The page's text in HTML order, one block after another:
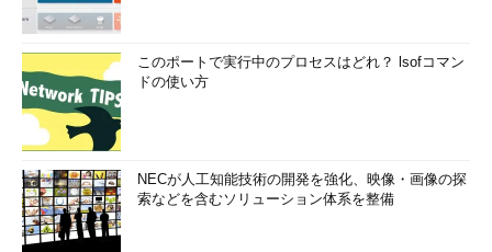
このポートで実行中のプロセスはどれ？ lsofコマン
ドの使い方
NECが人工知能技術の開発を強化、映像・画像の探
索などを含むソリューション体系を整備